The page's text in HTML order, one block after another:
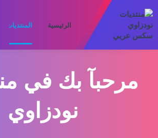
الرئيسية المنتديات
مرحبآ بك في
نودزاوي